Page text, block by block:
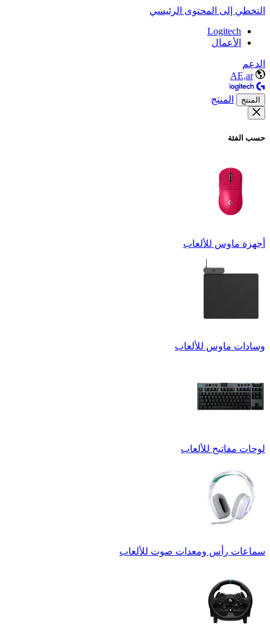
التخطي إلى المحتوى الرئيسي
Logitech
الأعمال
الدعم
AE,ar
المنتج المنتج
حسب الفئة
أجهزة ماوس للألعاب
وسادات ماوس للألعاب
لوحات مفاتيح للألعاب
سماعات رأس ومعدات صوت للألعاب